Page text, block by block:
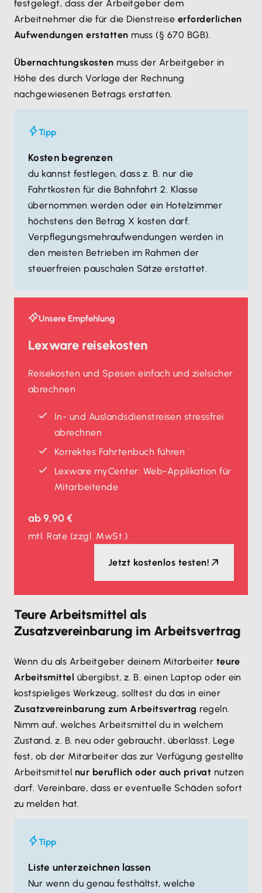
festgelegt, dass der Arbeitgeber dem
Arbeitnehmer die für die Dienstreise erforderlichen
Aufwendungen erstatten muss (§ 670 BGB).
Übernachtungskosten muss der Arbeitgeber in
Höhe des durch Vorlage der Rechnung
nachgewiesenen Betrags erstatten.
Tipp
Kosten begrenzen
du kannst festlegen, dass z. B. nur die
Fahrtkosten für die Bahnfahrt 2. Klasse
übernommen werden oder ein Hotelzimmer
höchstens den Betrag X kosten darf.
Verpflegungsmehraufwendungen werden in
den meisten Betrieben im Rahmen der
steuerfreien pauschalen Sätze erstattet.
Unsere Empfehlung
Lexware reisekosten
Reisekosten und Spesen einfach und zielsicher
abrechnen
In- und Auslands­dienstreisen stressfrei
abrechnen
Korrektes Fahrtenbuch führen
Lexware myCenter: Web-Applikation für
Mitarbeitende
ab9,90 €
mtl. Rate (zzgl. MwSt.)
Jetzt kostenlos testen!
Teure Arbeitsmittel als
Zusatzvereinbarung im Arbeitsvertrag
Wenn du als Arbeitgeber deinem Mitarbeiter teure
Arbeitsmittel übergibst, z. B. einen Laptop oder ein
kostspieliges Werkzeug, solltest du das in einer
Zusatzvereinbarung zum Arbeitsvertrag regeln.
Nimm auf, welches Arbeitsmittel du in welchem
Zustand, z. B. neu oder gebraucht, überlässt. Lege
fest, ob der Mitarbeiter das zur Verfügung gestellte
Arbeitsmittel nur beruflich oder auch privat nutzen
darf. Vereinbare, dass er eventuelle Schäden sofort
zu melden hat.
Tipp
Liste unterzeichnen lassen
Nur wenn du genau festhältst, welche